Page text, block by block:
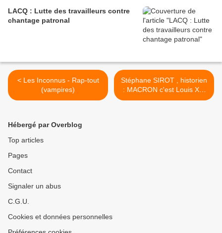
LACQ : Lutte des travailleurs contre
chantage patronal
< Les Inconnus - Rap-tout
(vampires)
Stéphane SIROT , historien
: MACRON c'est Louis XVI
au moment des États
Hébergé par Overblog
Top articles
Pages
Contact
Signaler un abus
C.G.U.
Cookies et données personnelles